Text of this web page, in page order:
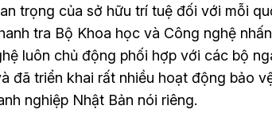
trọng của sở hữu trí tuệ đối với mỗi
tra Bộ Khoa học và Công nghệ
luôn chủ động phối hợp với các bộ
đã triển khai rất nhiều hoạt động bảo
nghiệp Nhật Bản nói riêng.